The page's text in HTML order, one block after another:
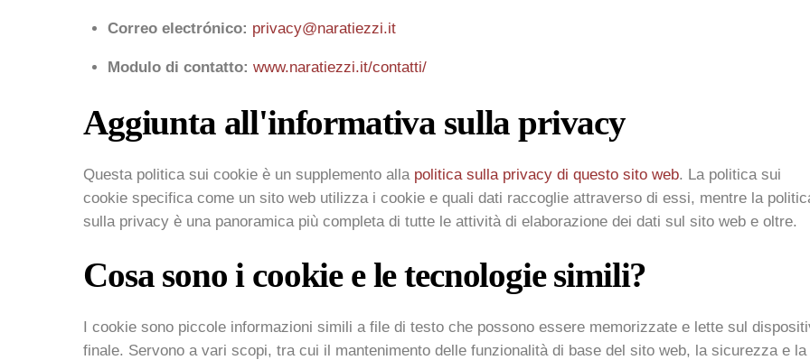
Correo electrónico: privacy@naratiezzi.it
Modulo di contatto: www.naratiezzi.it/contatti/
Aggiunta all'informativa sulla privacy
Questa politica sui cookie è un supplemento alla politica sulla privacy di questo sito web. La politica sui
cookie specifica come un sito web utilizza i cookie e quali dati raccoglie attraverso di essi, mentre la
sulla privacy è una panoramica più completa di tutte le attività di elaborazione dei dati sul sito web e oltre.
Cosa sono i cookie e le tecnologie simili?
I cookie sono piccole informazioni simili a file di testo che possono essere memorizzate e lette sul
finale. Servono a vari scopi, tra cui il mantenimento delle funzionalità di base del sito web, la sicurezza e la